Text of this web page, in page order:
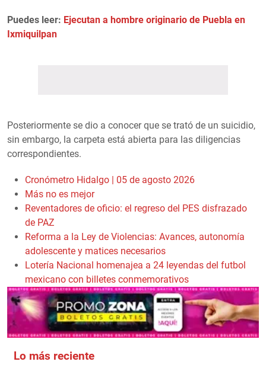
Puedes leer: Ejecutan a hombre originario de Puebla en
Ixmiquilpan
Posteriormente se dio a conocer que se trató de un suicidio,
sin embargo, la carpeta está abierta para las diligencias
correspondientes.
Cronómetro Hidalgo | 05 de agosto 2026
Más no es mejor
Reventadores de oficio: el regreso del PES disfrazado
de PAZ
Reforma a la Ley de Violencias: Avances, autonomía
adolescente y matices necesarios
Lotería Nacional homenajea a 24 leyendas del futbol
mexicano con billetes conmemorativos
Lo más reciente